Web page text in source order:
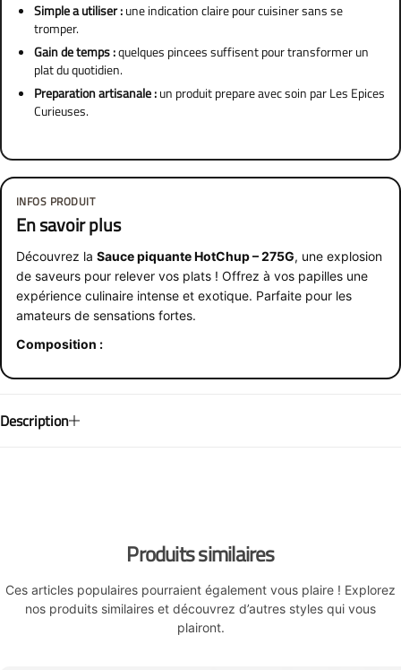
Simple a utiliser :une indication claire pour cuisiner sans se
tromper.
Gain de temps :quelques pincees suffisent pour transformer un
plat du quotidien.
Preparation artisanale :un produit prepare avec soin par Les Epices
Curieuses.
INFOS PRODUIT
En savoir plus
Découvrez la Sauce piquante HotChup – 275G, une explosion
de saveurs pour relever vos plats ! Offrez à vos papilles une
expérience culinaire intense et exotique. Parfaite pour les
amateurs de sensations fortes.
Composition :
Description
Produits similaires
Ces articles populaires pourraient également vous plaire ! Explorez
nos produits similaires et découvrez d’autres styles qui vous
plairont.